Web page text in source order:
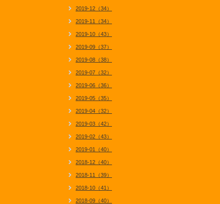
2019-12（34）
2019-11（34）
2019-10（43）
2019-09（37）
2019-08（38）
2019-07（32）
2019-06（36）
2019-05（35）
2019-04（32）
2019-03（42）
2019-02（43）
2019-01（40）
2018-12（40）
2018-11（39）
2018-10（41）
2018-09（40）